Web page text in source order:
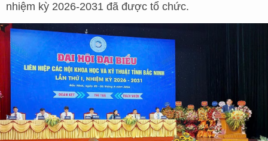
nhiệm kỳ 2026-2031 đã được tổ chức.